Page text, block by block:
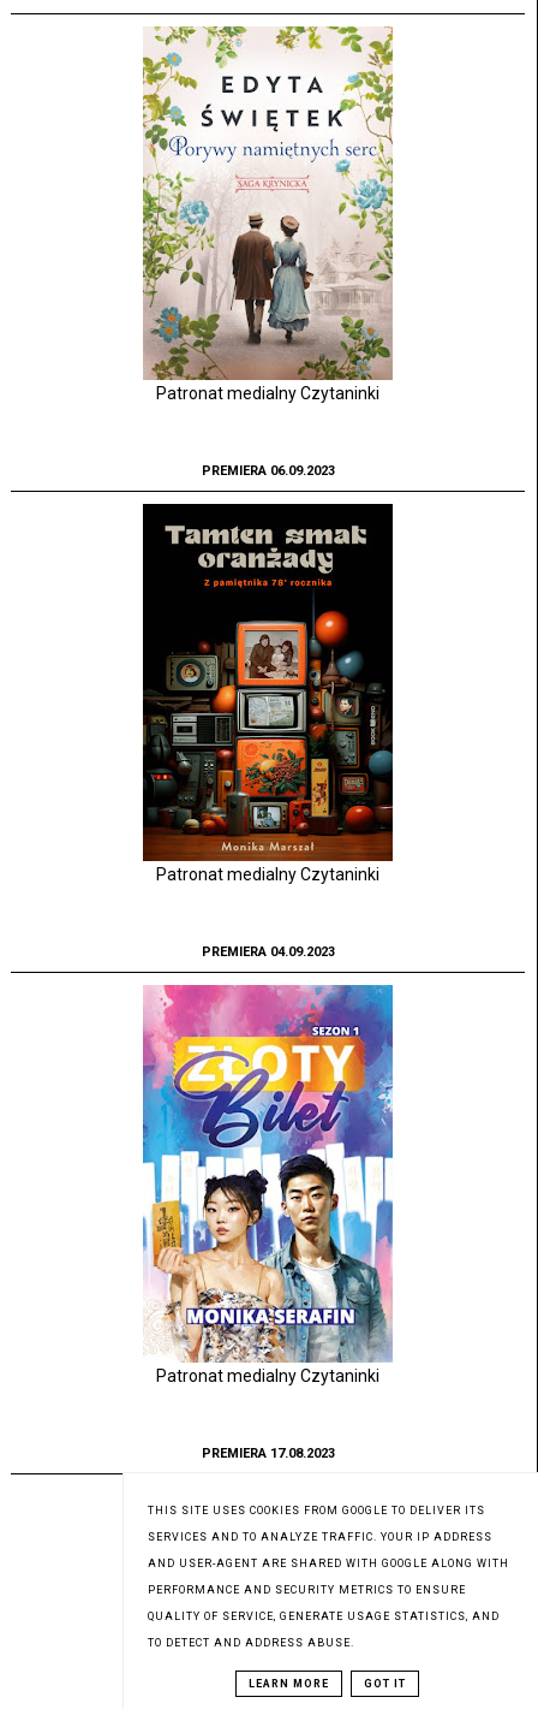
Patronat medialny Czytaninki
PREMIERA 06.09.2023
Patronat medialny Czytaninki
PREMIERA 04.09.2023
Patronat medialny Czytaninki
PREMIERA 17.08.2023
THIS SITE USES COOKIES FROM GOOGLE TO DELIVER ITS
SERVICES AND TO ANALYZE TRAFFIC. YOUR IP ADDRESS
AND USER-AGENT ARE SHARED WITH GOOGLE ALONG WITH
PERFORMANCE AND SECURITY METRICS TO ENSURE
QUALITY OF SERVICE, GENERATE USAGE STATISTICS, AND
TO DETECT AND ADDRESS ABUSE.
LEARN MORE GOT IT